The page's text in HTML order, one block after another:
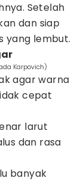
Setelah
dan siap
yang lembut.
Karpovich)
agar warna
cepat
larut
dan rasa
banyak